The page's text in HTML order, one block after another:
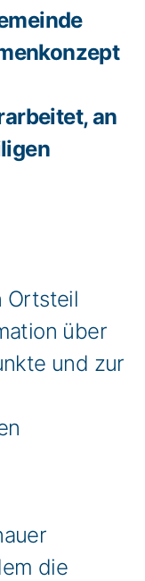
an
Ortsteil
über
und zur
die